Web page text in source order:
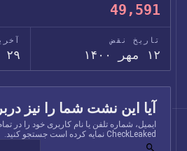
49,591
تاریخ نقض
۱۲ مهر ۱۴۰۰ ۲۹ آذر ۱۴۰۰
آیا این نشت شما را نیز
ایمیل، شماره تلفن یا نام کاربری خود را در تمام
CheckLeaked نمایه کرده است جستجو کنید.